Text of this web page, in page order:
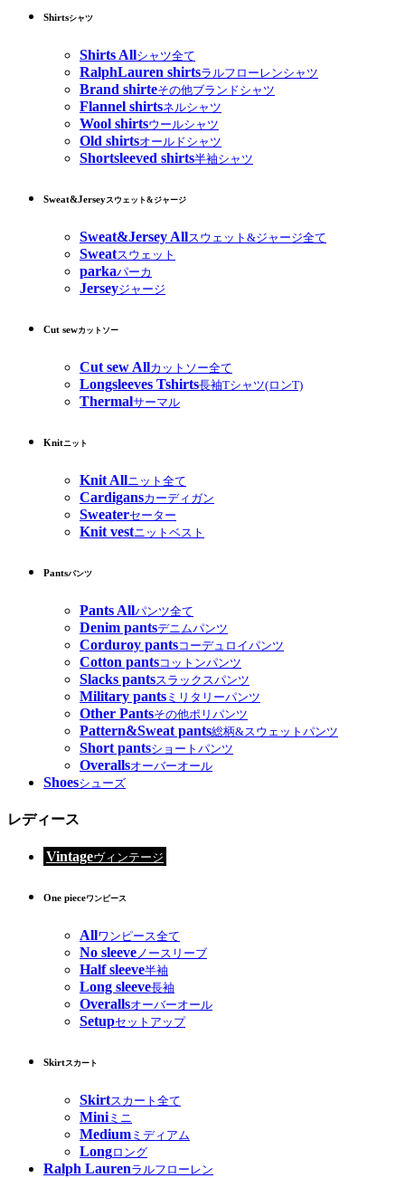
Shirtsシャツ
Shirts Allシャツ全て
RalphLauren shirtsラルフローレンシャツ
Brand shirteその他ブランドシャツ
Flannel shirtsネルシャツ
Wool shirtsウールシャツ
Old shirtsオールドシャツ
Shortsleeved shirts半袖シャツ
Sweat&Jerseyスウェット&ジャージ
Sweat&Jersey Allスウェット&ジャージ全て
Sweatスウェット
parkaパーカ
Jerseyジャージ
Cut sewカットソー
Cut sew Allカットソー全て
Longsleeves Tshirts長袖Tシャツ(ロンT)
Thermalサーマル
Knitニット
Knit Allニット全て
Cardigansカーディガン
Sweaterセーター
Knit vestニットベスト
Pantsパンツ
Pants Allパンツ全て
Denim pantsデニムパンツ
Corduroy pantsコーデュロイパンツ
Cotton pantsコットンパンツ
Slacks pantsスラックスパンツ
Military pants ミリタリーパンツ
Other Pantsその他ポリパンツ
Pattern&Sweat pants総柄&スウェットパンツ
Short pantsショートパンツ
Overallsオーバーオール
Shoesシューズ
レディース
Vintageヴィンテージ
One pieceワンピース
Allワンピース全て
No sleeveノースリーブ
Half sleeve半袖
Long sleeve長袖
Overallsオーバーオール
Setupセットアップ
Skirtスカート
Skirtスカート全て
Miniミニ
Medium ミディアム
Longロング
Ralph Laurenラルフローレン